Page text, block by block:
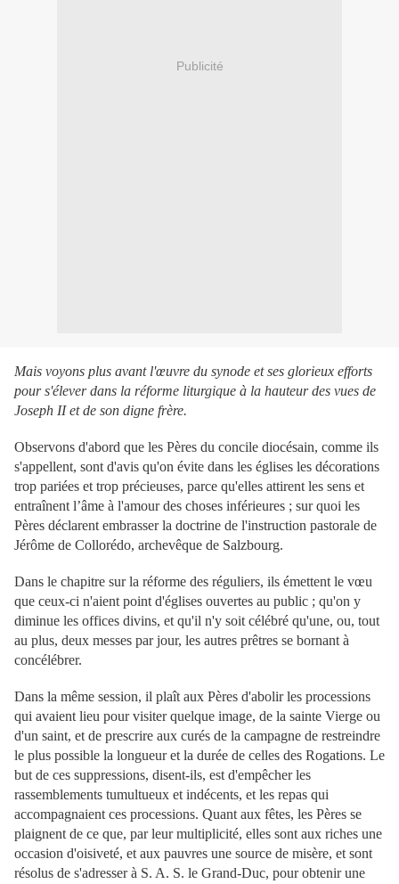
Publicité
Mais voyons plus avant l'œuvre du synode et ses glorieux efforts
pour s'élever dans la réforme liturgique à la hauteur des vues de
Joseph II et de son digne frère.
Observons d'abord que les Pères du concile diocésain, comme ils
s'appellent, sont d'avis qu'on évite dans les églises les décorations
trop pariées et trop précieuses, parce qu'elles attirent les sens et
entraînent l’âme à l'amour des choses inférieures ; sur quoi les
Pères déclarent embrasser la doctrine de l'instruction pastorale de
Jérôme de Collorédo, archevêque de Salzbourg.
Dans le chapitre sur la réforme des réguliers, ils émettent le vœu
que ceux-ci n'aient point d'églises ouvertes au public ; qu'on y
diminue les offices divins, et qu'il n'y soit célébré qu'une, ou, tout
au plus, deux messes par jour, les autres prêtres se bornant à
concélébrer.
Dans la même session, il plaît aux Pères d'abolir les processions
qui avaient lieu pour visiter quelque image, de la sainte Vierge ou
d'un saint, et de prescrire aux curés de la campagne de restreindre
le plus possible la longueur et la durée de celles des Rogations. Le
but de ces suppressions, disent-ils, est d'empêcher les
rassemblements tumultueux et indécents, et les repas qui
accompagnaient ces processions. Quant aux fêtes, les Pères se
plaignent de ce que, par leur multiplicité, elles sont aux riches une
occasion d'oisiveté, et aux pauvres une source de misère, et sont
résolus de s'adresser à S. A. S. le Grand-Duc, pour obtenir une